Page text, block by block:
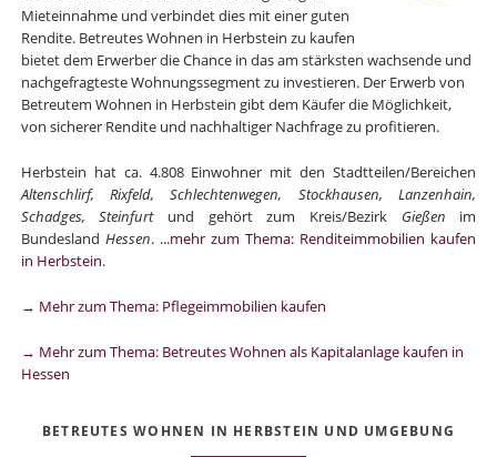
Mieteinnahme und verbindet dies mit einer guten
Rendite. Betreutes Wohnen in Herbstein zu kaufen
bietet dem Erwerber die Chance in das am stärksten wachsende und
nachgefragteste Wohnungssegment zu investieren. Der Erwerb von
Betreutem Wohnen in Herbstein gibt dem Käufer die Möglichkeit,
von sicherer Rendite und nachhaltiger Nachfrage zu profitieren.
Herbstein hat ca. 4.808 Einwohner mit den Stadtteilen/Bereichen
Altenschlirf, Rixfeld, Schlechtenwegen, Stockhausen, Lanzenhain,
Schadges, Steinfurtund gehört zum Kreis/Bezirk Gießen im
Bundesland Hessen. ...mehr zum Thema: Renditeimmobilien kaufen
in Herbstein.
→ Mehr zum Thema: Pflegeimmobilien kaufen
→ Mehr zum Thema: Betreutes Wohnen als Kapitalanlage kaufen in
Hessen
BETREUTES WOHNEN IN HERBSTEIN UND UMGEBUNG